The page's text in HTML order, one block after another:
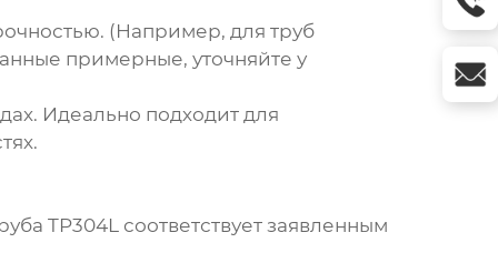
(Например, для труб
примерные, уточняйте у
Идеально подходит для
TP304Lсоответствует заявленным